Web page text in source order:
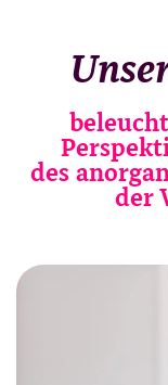
des
der